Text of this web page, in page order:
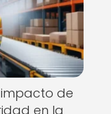
impacto de
en la